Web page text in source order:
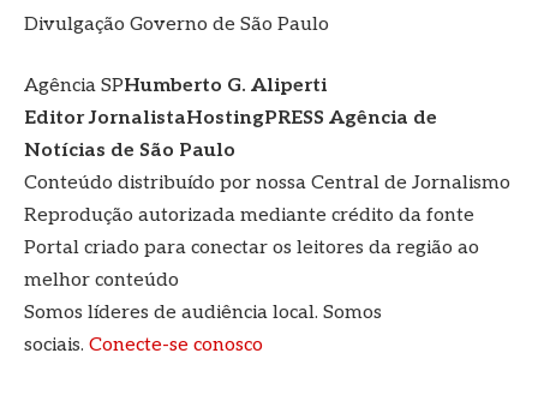
Divulgação Governo de São Paulo
Agência SPHumberto G. Aliperti
Editor JornalistaHostingPRESS Agência de
Notícias de São Paulo
Conteúdo distribuído por nossa Central de Jornalismo
Reprodução autorizada mediante crédito da fonte
Portal criado para conectar os leitores da região ao
melhor conteúdo
Somos líderes de audiência local. Somos
sociais. Conecte-se conosco